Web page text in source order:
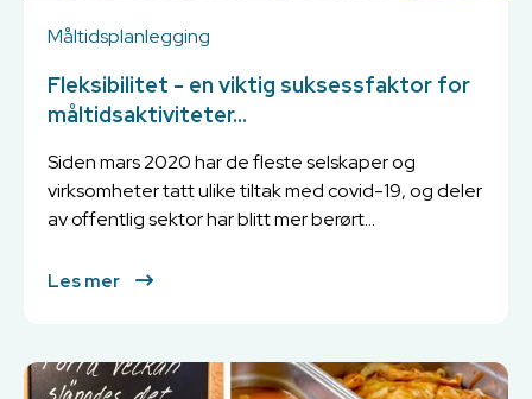
Måltidsplanlegging
Fleksibilitet - en viktig suksessfaktor for
måltidsaktiviteter...
Siden mars 2020 har de fleste selskaper og
virksomheter tatt ulike tiltak med covid-19, og deler
av offentlig sektor har blitt mer berørt...
Les mer